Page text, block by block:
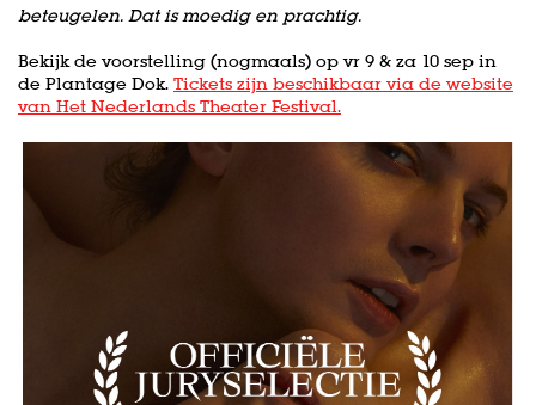
beteugelen. Dat is moedig en prachtig.
Bekijk de voorstelling (nogmaals) op vr 9 & za 10 sep in
de Plantage Dok. Tickets zijn beschikbaar via de website
van Het Nederlands Theater Festival.